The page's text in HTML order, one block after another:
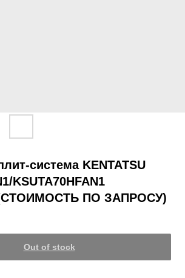
система KENTATSU
KSUTA70HFAN1
(СТОИМОСТЬ ПО ЗАПРОСУ)
Out of stock